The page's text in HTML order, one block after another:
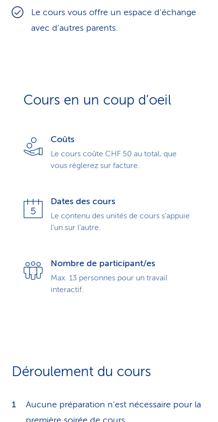
Le cours vous offre un espace d’échange
avec d’autres parents.
Cours en un coup d’oeil
Coûts
Le cours coûte CHF 50 au total, que
vous réglerez sur facture.
Dates des cours
Le contenu des unités de cours s’appuie
l’un sur l’autre.
Nombre de participant/es
Max. 13 personnes pour un travail
interactif.
Déroulement du cours
Aucune préparation n’est nécessaire pour la
première soirée de cours.